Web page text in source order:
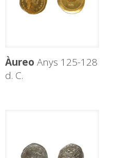
Àureo Anys 125-128
d. C.